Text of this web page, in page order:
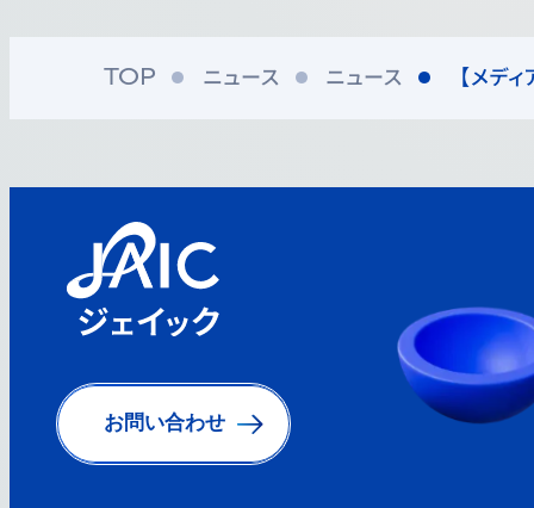
TOP ニュース ニュース 【メデ
お問い合わせ